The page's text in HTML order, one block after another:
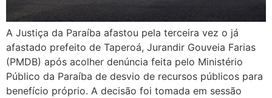
A Justiça da Paraíba afastou pela terceira vez o já
afastado prefeito de Taperoá, Jurandir Gouveia Farias
(PMDB) após acolher denúncia feita pelo Ministério
Público da Paraíba de desvio de recursos públicos para
benefício próprio. A decisão foi tomada em sessão